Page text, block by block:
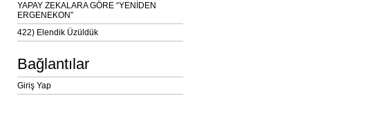
YAPAY ZEKALARA GÖRE “YENİDEN
ERGENEKON”
422) Elendik Üzüldük
Bağlantılar
Giriş Yap